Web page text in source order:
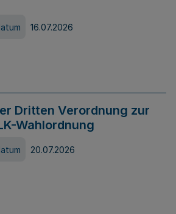
16.07.2026
Dritten Verordnung zur
Wahlordnung
20.07.2026